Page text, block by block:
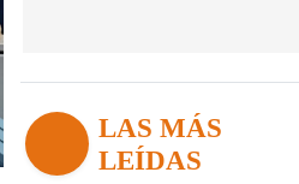
LAS MÁS
LEÍDAS